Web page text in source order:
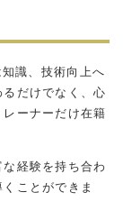
識、技術向上へ
だけでなく、心
レーナーだけ在籍
経験を持ち合わ
ことができま